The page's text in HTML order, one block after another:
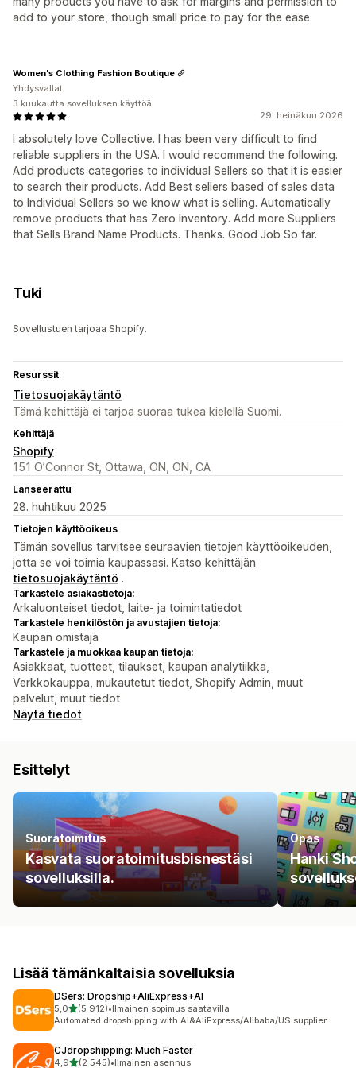
add to your store, though small price to pay for the ease.
29. heinäkuu 2026
I absolutely love Collective. I has been very difficult to find
reliable suppliers in the USA. I would recommend the following.
Add products categories to individual Sellers so that it is easier
to search their products. Add Best sellers based of sales data
to Individual Sellers so we know what is selling. Automatically
remove products that has Zero Inventory. Add more Suppliers
that Sells Brand Name Products. Thanks. Good Job So far.
Women's Clothing Fashion Boutique
Yhdysvallat
3 kuukautta sovelluksen käyttöä
Tuki
Sovellustuen tarjoaa Shopify.
Resurssit
Tietosuojakäytäntö
Tämä kehittäjä ei tarjoa suoraa tukea kielellä Suomi.
Kehittäjä
Shopify
151 O’Connor St, Ottawa, ON, ON, CA
Lanseerattu
28. huhtikuu 2025
Tietojen käyttöoikeus
Tämän sovellus tarvitsee seuraavien tietojen käyttöoikeuden,
jotta se voi toimia kaupassasi. Katso kehittäjän
tietosuojakäytäntö .
Tarkastele asiakastietoja:
Arkaluonteiset tiedot, laite- ja toimintatiedot
Tarkastele henkilöstön ja avustajien tietoja:
Kaupan omistaja
Tarkastele ja muokkaa kaupan tietoja:
Asiakkaat, tuotteet, tilaukset, kaupan analytiikka,
Verkkokauppa, mukautetut tiedot, Shopify Admin, muut
palvelut, muut tiedot
Näytä tiedot
Esittelyt
Suoratoimitus
Kasvata suoratoimitusbisnestäsi
sovelluksilla.
Opas
Hanki
Lisää tämänkaltaisia sovelluksia
DSers: Dropship+AliExpress+AI
5,0/ 5 tähteä
(5 912)
5912 arvostelua yhteensä
•Ilmainen sopimus saatavilla
Automated dropshipping with AI&AliExpress/Alibaba/US supplier
CJdropshipping: Much Faster
4,9/ 5 tähteä
(2 545)•Ilmainen asennus